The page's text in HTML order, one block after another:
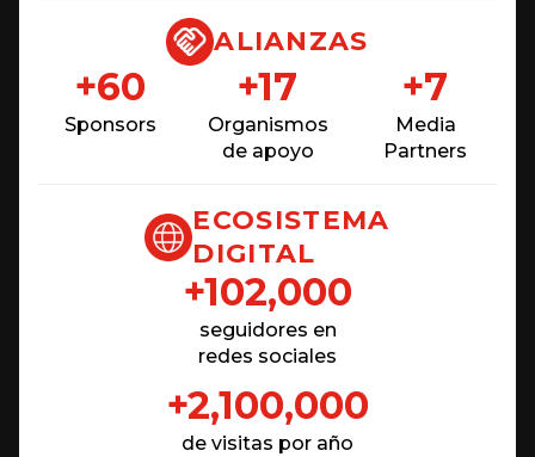
ALIANZAS
+60
Sponsors
+17
Organismos
de apoyo
+7
Media
Partners
ECOSISTEMA
DIGITAL
+102,000
seguidores en
redes sociales
+2,100,000
de visitas por año